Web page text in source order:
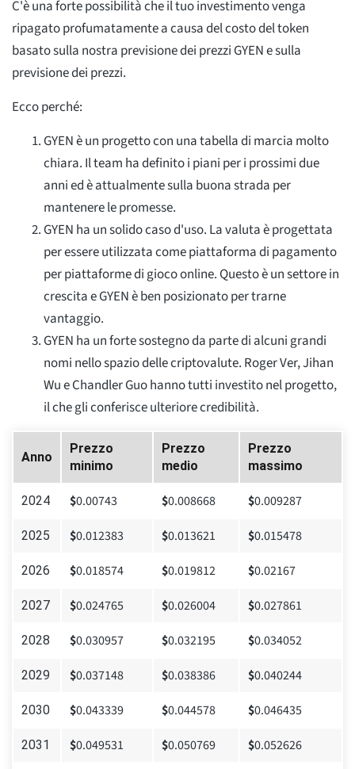
C'è una forte possibilità che il tuo investimento venga
ripagato profumatamente a causa del costo del token
basato sulla nostra previsione dei prezzi GYEN e sulla
previsione dei prezzi.
Ecco perché:
GYEN è un progetto con una tabella di marcia molto
chiara. Il team ha definito i piani per i prossimi due
anni ed è attualmente sulla buona strada per
mantenere le promesse.
GYEN ha un solido caso d'uso. La valuta è progettata
per essere utilizzata come piattaforma di pagamento
per piattaforme di gioco online. Questo è un settore in
crescita e GYEN è ben posizionato per trarne
vantaggio.
GYEN ha un forte sostegno da parte di alcuni grandi
nomi nello spazio delle criptovalute. Roger Ver, Jihan
Wu e Chandler Guo hanno tutti investito nel progetto,
il che gli conferisce ulteriore credibilità.
Anno
Prezzo
minimo
Prezzo
medio
Prezzo
massimo
2024 $0.00743 $0.008668 $0.009287
2025 $0.012383 $0.013621 $0.015478
2026 $0.018574 $0.019812 $0.02167
2027 $0.024765 $0.026004 $0.027861
2028 $0.030957 $0.032195 $0.034052
2029 $0.037148 $0.038386 $0.040244
2030 $0.043339 $0.044578 $0.046435
2031 $0.049531 $0.050769 $0.052626